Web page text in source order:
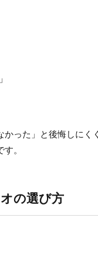
かった」と後悔しにく
。
の選び方